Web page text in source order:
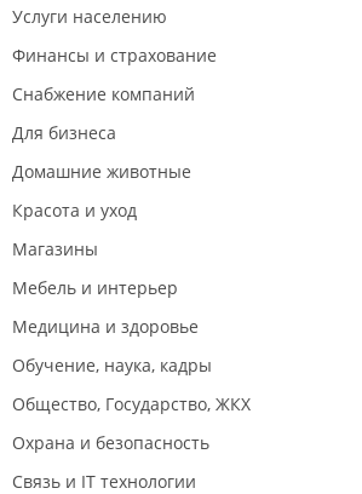
Услуги населению
Финансы и страхование
Снабжение компаний
Для бизнеса
Домашние животные
Красота и уход
Магазины
Мебель и интерьер
Медицина и здоровье
Обучение, наука, кадры
Общество, Государство, ЖКХ
Охрана и безопасность
Связь и IT технологии